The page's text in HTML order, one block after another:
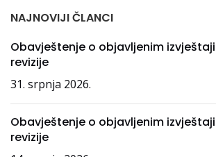
NAJNOVIJI ČLANCI
Obavještenje o objavljenim
revizije
31. srpnja 2026.
Obavještenje o objavljenim
revizije